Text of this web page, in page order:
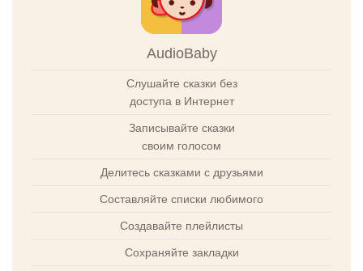
AudioBaby
Слушайте сказки без
доступа в Интернет
Записывайте сказки
своим голосом
Делитесь сказками с друзьями
Составляйте списки любимого
Создавайте плейлисты
Сохраняйте закладки